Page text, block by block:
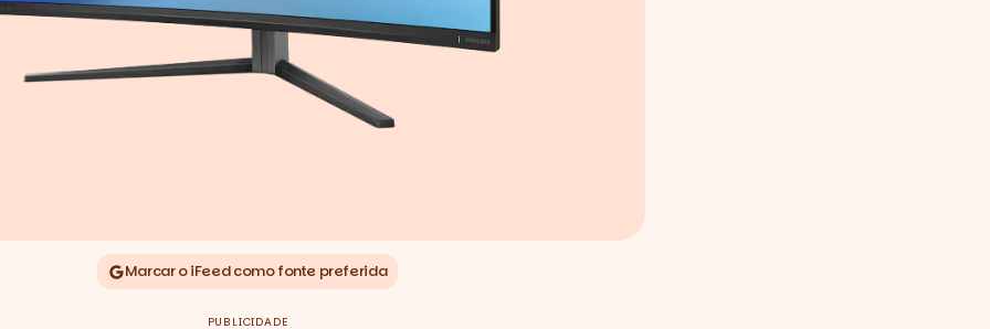
Marcar o iFeed como fonte preferida
PUBLICIDADE